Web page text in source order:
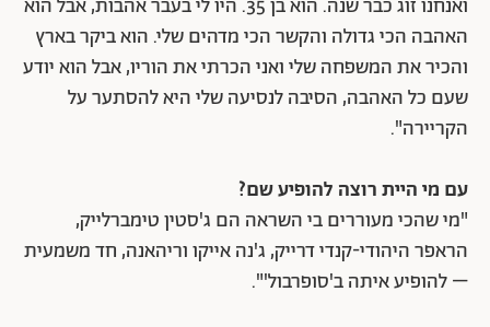
ואנחנו זוג כבר שנה. הוא בן 35. היו לי בעבר אהבות, אבל הוא
האהבה הכי גדולה והקשר הכי מדהים שלי. הוא ביקר בארץ
והכיר את המשפחה שלי ואני הכרתי את הוריו, אבל הוא יודע
שעם כל האהבה, הסיבה לנסיעה שלי היא להסתער על
הקריירה".
עם מי היית רוצה להופיע שם?
"מי שהכי מעוררים בי השראה הם ג'סטין טימברלייק,
הראפר היהודי-קנדי דרייק, ג'נה אייקו וריהאנה, חד משמעית
– להופיע איתה ב'סופרבול'".